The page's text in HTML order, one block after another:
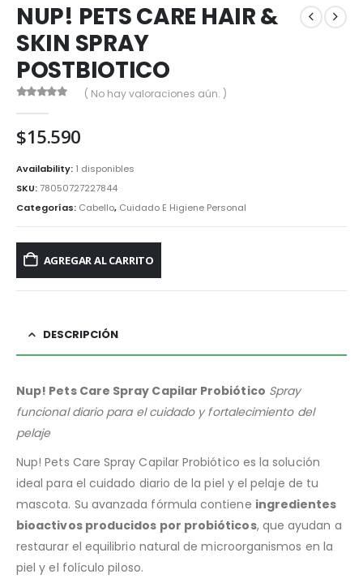
NUP! PETS CARE HAIR &
SKIN SPRAY
POSTBIOTICO
( No hay valoraciones aún. )
$15.590
Availability: 1 disponibles
SKU:78050727227844
Categorías: Cabello, Cuidado E Higiene Personal
AGREGAR AL CARRITO
DESCRIPCIÓN
Nup! Pets Care Spray Capilar Probiótico Spray
funcional diario para el cuidado y fortalecimiento del
pelaje
Nup! Pets Care Spray Capilar Probiótico es la solución
ideal para el cuidado diario de la piel y el pelaje de tu
mascota. Su avanzada fórmula contiene ingredientes
bioactivos producidos por probióticos, que ayudan a
restaurar el equilibrio natural de microorganismos en la
piel y el folículo piloso.